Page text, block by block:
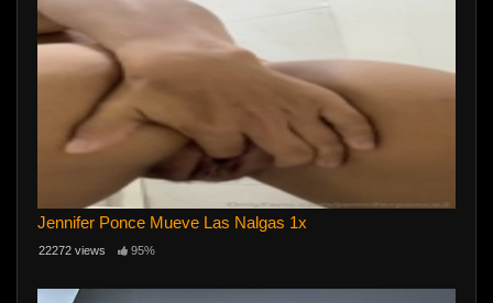
Jennifer Ponce Mueve Las Nalgas 1x
22272 views 95%